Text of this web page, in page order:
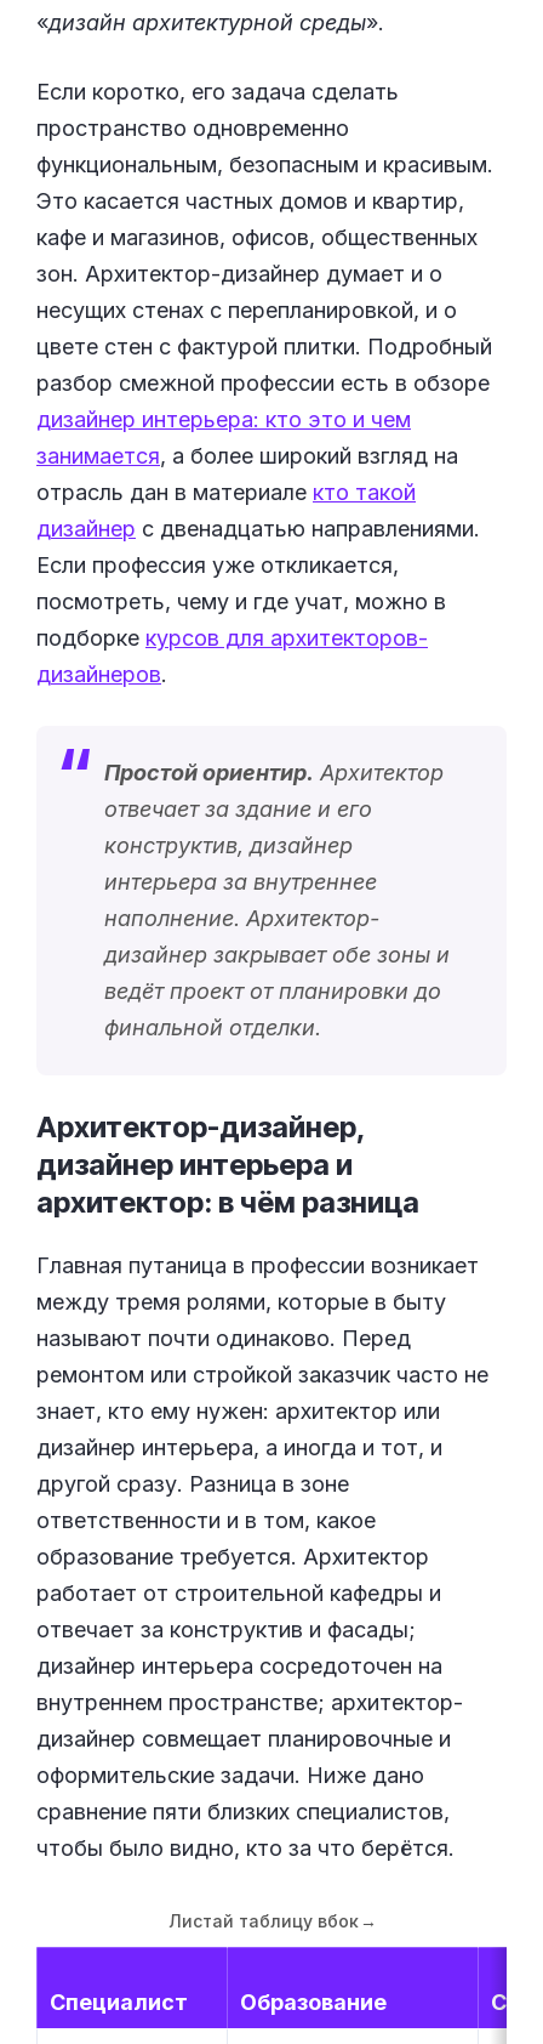
«дизайн архитектурной среды».
Если коротко, его задача сделать
пространство одновременно
функциональным, безопасным и красивым.
Это касается частных домов и квартир,
кафе и магазинов, офисов, общественных
зон. Архитектор-дизайнер думает и о
несущих стенах с перепланировкой, и о
цвете стен с фактурой плитки. Подробный
разбор смежной профессии есть в обзоре
дизайнер интерьера: кто это и чем
занимается, а более широкий взгляд на
отрасль дан в материале кто такой
дизайнер с двенадцатью направлениями.
Если профессия уже откликается,
посмотреть, чему и где учат, можно в
подборке курсов для архитекторов-
дизайнеров.
Простой ориентир. Архитектор
отвечает за здание и его
конструктив, дизайнер
интерьера за внутреннее
наполнение. Архитектор-
дизайнер закрывает обе зоны и
ведёт проект от планировки до
финальной отделки.
Архитектор-дизайнер,
дизайнер интерьера и
архитектор: в чём разница
Главная путаница в профессии возникает
между тремя ролями, которые в быту
называют почти одинаково. Перед
ремонтом или стройкой заказчик часто не
знает, кто ему нужен: архитектор или
дизайнер интерьера, а иногда и тот, и
другой сразу. Разница в зоне
ответственности и в том, какое
образование требуется. Архитектор
работает от строительной кафедры и
отвечает за конструктив и фасады;
дизайнер интерьера сосредоточен на
внутреннем пространстве; архитектор-
дизайнер совмещает планировочные и
оформительские задачи. Ниже дано
сравнение пяти близких специалистов,
чтобы было видно, кто за что берётся.
Листай таблицу вбок →
Специалист Образование С